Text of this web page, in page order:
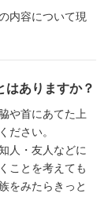
内容について現
はありますか？
や首にあてた上
ださい。
人・友人などに
ことを考えても
をみたらきっと